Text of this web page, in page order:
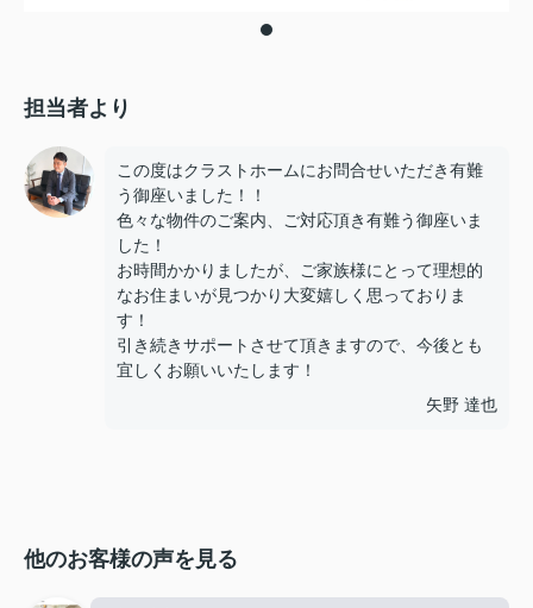
担当者より
この度はクラストホームにお問合せいただき有難
う御座いました！！
色々な物件のご案内、ご対応頂き有難う御座いま
した！
お時間かかりましたが、ご家族様にとって理想的
なお住まいが見つかり大変嬉しく思っておりま
す！
引き続きサポートさせて頂きますので、今後とも
宜しくお願いいたします！
矢野 達也
他のお客様の声を見る